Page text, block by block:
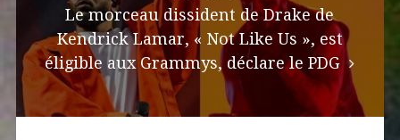
Le morceau dissident de Drake de
Kendrick Lamar, « Not Like Us », est
éligible aux Grammys, déclare le PDG